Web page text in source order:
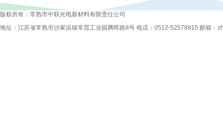
版权所有：常熟市中联光电新材料有限责任公司
地址：江苏省常熟市沙家浜镇常昆工业园腾晖路8号 电话：0512-52578915 邮箱：